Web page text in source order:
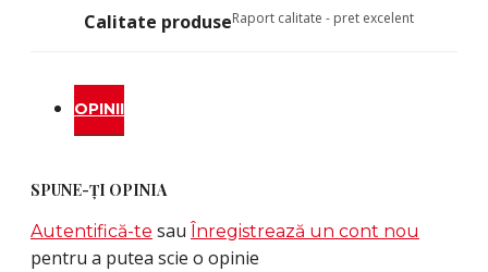
Calitate produseRaport calitate - pret excelent
OPINII
SPUNE-ŢI OPINIA
Autentifică-te sau Înregistrează un cont nou
pentru a putea scie o opinie